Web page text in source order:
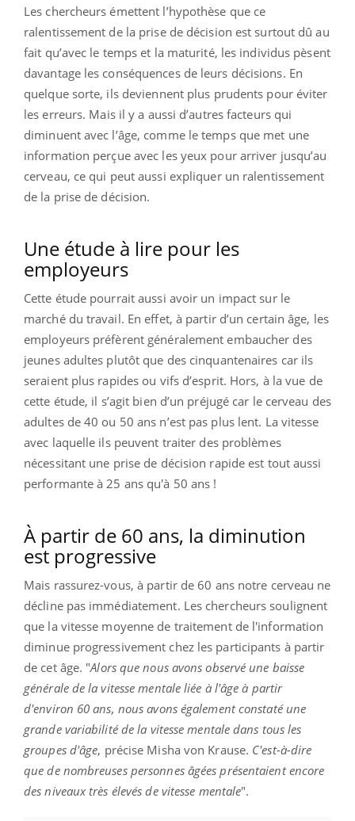
Les chercheurs émettent l’hypothèse que ce
ralentissement de la prise de décision est surtout dû au
fait qu’avec le temps et la maturité, les individus pèsent
davantage les conséquences de leurs décisions. En
quelque sorte, ils deviennent plus prudents pour éviter
les erreurs. Mais il y a aussi d’autres facteurs qui
diminuent avec l’âge, comme le temps que met une
information perçue avec les yeux pour arriver jusqu’au
cerveau, ce qui peut aussi expliquer un ralentissement
de la prise de décision.
Une étude à lire pour les
employeurs
Cette étude pourrait aussi avoir un impact sur le
marché du travail. En effet, à partir d’un certain âge, les
employeurs préfèrent généralement embaucher des
jeunes adultes plutôt que des cinquantenaires car ils
seraient plus rapides ou vifs d’esprit. Hors, à la vue de
cette étude, il s’agit bien d’un préjugé car le cerveau des
adultes de 40 ou 50 ans n’est pas plus lent. La vitesse
avec laquelle ils peuvent traiter des problèmes
nécessitant une prise de décision rapide est tout aussi
performante à 25 ans qu'à 50 ans !
À partir de 60 ans, la diminution
est progressive
Mais rassurez-vous, à partir de 60 ans notre cerveau ne
décline pas immédiatement. Les chercheurs soulignent
que la vitesse moyenne de traitement de l'information
diminue progressivement chez les participants à partir
de cet âge. "Alors que nous avons observé une baisse
générale de la vitesse mentale liée à l'âge à partir
d'environ 60 ans, nous avons également constaté une
grande variabilité de la vitesse mentale dans tous les
groupes d'âge, précise Misha von Krause. C'est-à-dire
que de nombreuses personnes âgées présentaient encore
des niveaux très élevés de vitesse mentale".